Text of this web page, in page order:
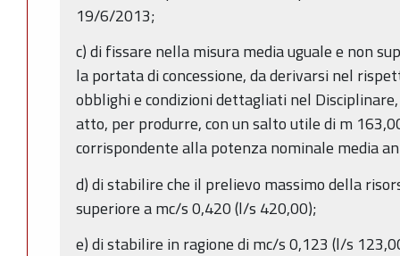
19/6/2013;
c) di fissare nella misura media uguale e non
la portata di concessione, da derivarsi nel
obblighi e condizioni dettagliati nel
atto, per produrre, con un salto utile di m
corrispondente alla potenza nominale media
d) di stabilire che il prelievo massimo della
superiore a mc/s 0,420 (l/s 420,00);
e) di stabilire in ragione di mc/s 0,123 (l/s